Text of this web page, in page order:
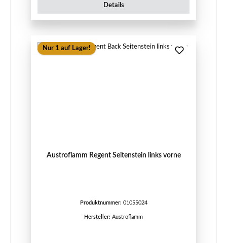
Details
Nur 1 auf Lager!
Austroflamm Regent Seitenstein links vorne
Produktnummer: 01055024
Hersteller: Austroflamm